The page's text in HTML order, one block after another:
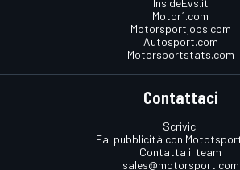
Motor1.com
Motorsportjobs.com
Autosport.com
Motorsportstats.com
Contattaci
Scrivici
Fai pubblicità con
Contatta il team
sales@motorsport.com